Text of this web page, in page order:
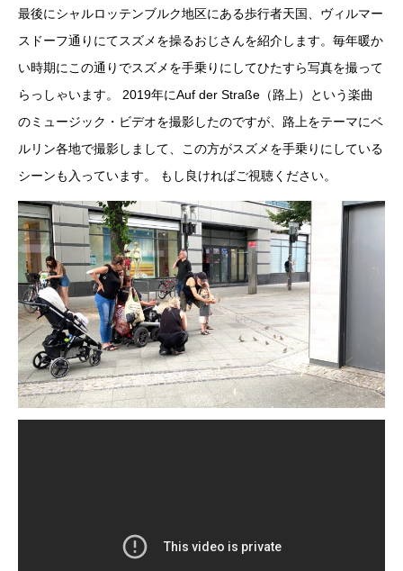
最後にシャルロッテンブルク地区にある歩行者天国、ヴィルマー
スドーフ通りにてスズメを操るおじさんを紹介します。毎年暖か
い時期にこの通りでスズメを手乗りにしてひたすら写真を撮って
らっしゃいます。 2019年にAuf der Straße（路上）という楽曲
のミュージック・ビデオを撮影したのですが、路上をテーマにベ
ルリン各地で撮影しまして、この方がスズメを手乗りにしている
シーンも入っています。 もし良ければご視聴ください。